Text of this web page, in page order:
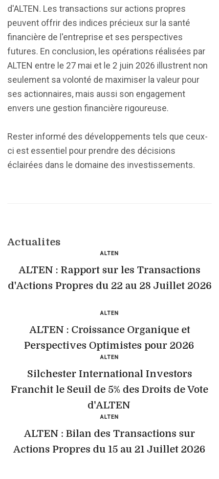
d'ALTEN. Les transactions sur actions propres
peuvent offrir des indices précieux sur la santé
financière de l'entreprise et ses perspectives
futures. En conclusion, les opérations réalisées par
ALTEN entre le 27 mai et le 2 juin 2026 illustrent non
seulement sa volonté de maximiser la valeur pour
ses actionnaires, mais aussi son engagement
envers une gestion financière rigoureuse.
Rester informé des développements tels que ceux-
ci est essentiel pour prendre des décisions
éclairées dans le domaine des investissements.
Actualites
ALTEN
ALTEN : Rapport sur les Transactions
d'Actions Propres du 22 au 28 Juillet 2026
ALTEN
ALTEN : Croissance Organique et
Perspectives Optimistes pour 2026
ALTEN
Silchester International Investors
Franchit le Seuil de 5% des Droits de Vote
d'ALTEN
ALTEN
ALTEN : Bilan des Transactions sur
Actions Propres du 15 au 21 Juillet 2026